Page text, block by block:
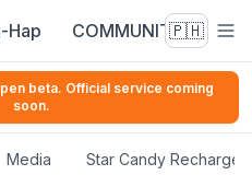
Hap COMMUNITY🇵🇭
beta. Official service coming
soon.
Media Star Candy Recharge